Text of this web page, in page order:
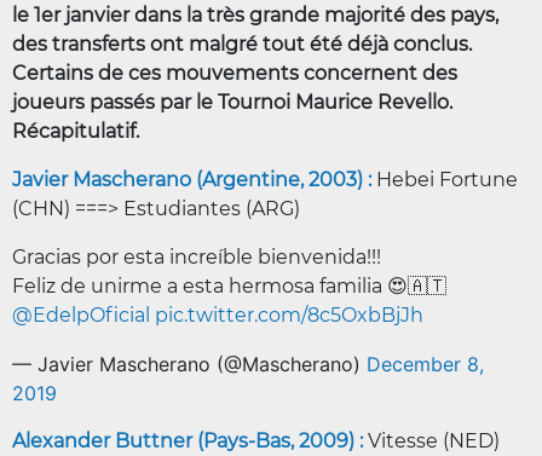
le 1er janvier dans la très grande majorité des pays,
des transferts ont malgré tout été déjà conclus.
Certains de ces mouvements concernent des
joueurs passés par le Tournoi Maurice Revello.
Récapitulatif.
Javier Mascherano (Argentine, 2003) : Hebei Fortune
(CHN) ===> Estudiantes (ARG)
Gracias por esta increíble bienvenida!!!
Feliz de unirme a esta hermosa familia 😍🇦🇹
@EdelpOficial pic.twitter.com/8c5OxbBjJh
— Javier Mascherano (@Mascherano) December 8,
2019
Alexander Buttner (Pays-Bas, 2009) : Vitesse (NED)